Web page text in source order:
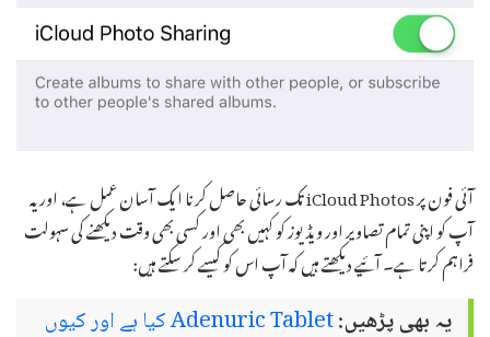
آئی فون پر iCloud Photos تک رسائی حاصل کرنا ایک آسان عمل ہے، اور یہ
آپ کو اپنی تمام تصاویر اور ویڈیوز کو کہیں بھی اور کسی بھی وقت دیکھنے کی سہولت
فراہم کرتا ہے۔ آئیے دیکھتے ہیں کہ آپ اس کو کیسے کر سکتے ہیں:
یہ بھی پڑھیں: Adenuric Tablet کیا ہے اور کیوں